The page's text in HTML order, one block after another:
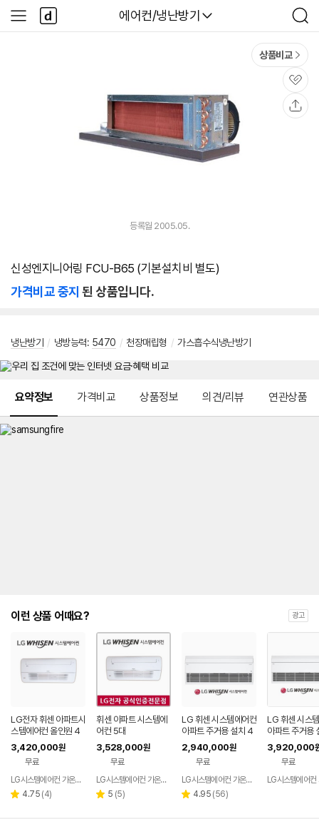
다나와
에어컨/냉난방기
검
색
사
이
다
나
와
상품비교
관
심
등록월 2005.05.
신성엔지니어링 FCU-B65 (기본설치비 별도)
가격비교 중지 된 상품입니다.
냉난방기 / 냉방능력: 5470 / 천장매립형 / 가스흡수식냉난방기
요약정보 가격비교 상품정보 의견/리뷰 연관상품
이런 상품 어때요? 광고
LG전자 휘센 아파트시
스템에어컨 올인원 4
대
3,420,000원
무료
LG시스템에어컨 가온공조
별 4.75 리
(4)
휘센 아파트 시스템에
어컨 5대
3,528,000원
무료
LG시스템에어컨 가온공조
별 5 리
(5)
LG 휘센 시스템에어컨
아파트 주거용 설치 4
대 공실 (설치비 별도)
2,940,000원
무료
LG시스템에어컨 가온공조
별 4.95 리
(56)
LG 휘센 시스
아파트 주거용
대 공실 (설치
3,920,000
무료